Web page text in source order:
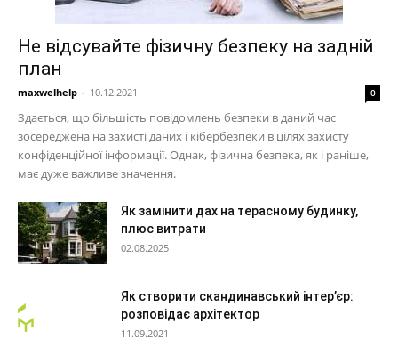
Не відсувайте фізичну безпеку на задній
план
maxwelhelp - 10.12.2021 0
Здається, що більшість повідомлень безпеки в даний час
зосереджена на захисті даних і кібербезпеки в цілях захисту
конфіденційної інформації. Однак, фізична безпека, як і раніше,
має дуже важливе значення.
Як замінити дах на терасному будинку,
плюс витрати
02.08.2025
Як створити скандинавський інтер’єр:
розповідає архітектор
11.09.2021